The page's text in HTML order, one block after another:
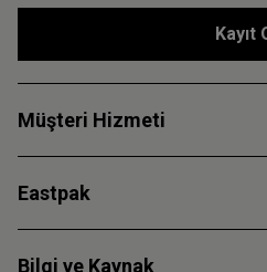
Kayıt
Müşteri Hizmeti
Eastpak
Bilgi ve Kaynak